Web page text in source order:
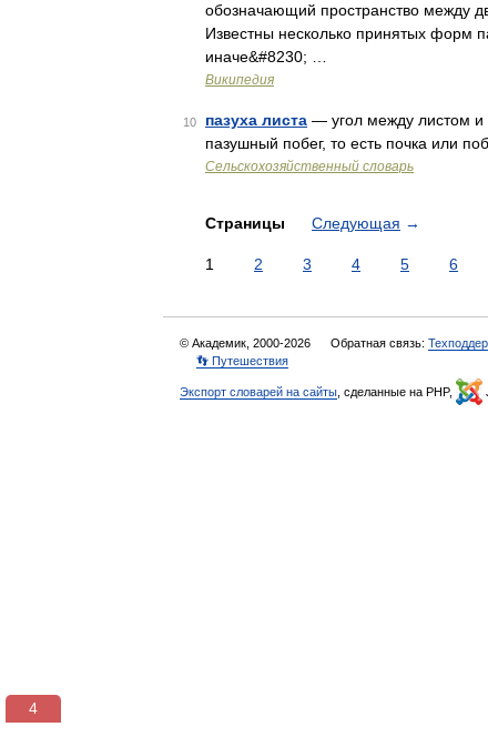
обозначающий пространство между
Известны несколько принятых форм
иначе&#8230; …
Википедия
10 пазуха листа — угол между листом и
пазушный побег, то есть почка или
Сельскохозяйственный словарь
Страницы Следующая →
1 2 3 4 5 6
© Академик, 2000-2026 Обратная связь:
👣 Путешествия
Экспорт словарей на сайты , сделанные на PHP,
3